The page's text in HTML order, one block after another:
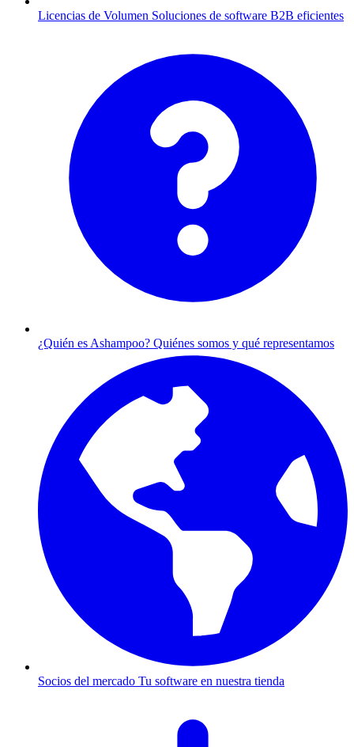
Licencias de Volumen Soluciones de software B2B eficientes
¿Quién es Ashampoo? Quiénes somos y qué representamos
Socios del mercado Tu software en nuestra tienda